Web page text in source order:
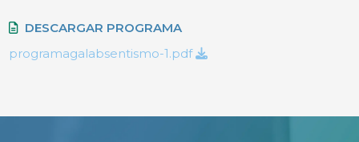
DESCARGAR PROGRAMA
programagalabsentismo-1.pdf